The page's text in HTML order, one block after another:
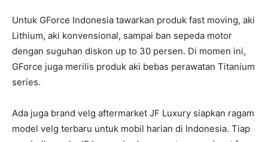
Untuk GForce Indonesia tawarkan produk fast moving, aki
Lithium, aki konvensional, sampai ban sepeda motor
dengan suguhan diskon up to 30 persen. Di momen ini,
GForce juga merilis produk aki bebas perawatan Titanium
series.
Ada juga brand velg aftermarket JF Luxury siapkan ragam
model velg terbaru untuk mobil harian di Indonesia. Tiap